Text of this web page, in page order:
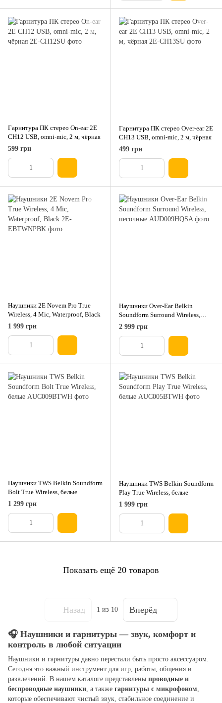
Гарнитура ПК стерео On-ear 2E
CH12 USB, omni-mic, 2 м, чёрная
599 грн
Гарнитура ПК стерео Over-ear 2E
CH13 USB, omni-mic, 2 м, чёрная
499 грн
Наушники 2E Novem Pro True
Wireless, 4 Mic, Waterproof, Black
1 999 грн
Наушники Over-Ear Belkin
Soundform Surround Wireless,
песочные
2 999 грн
Наушники TWS Belkin Soundform
Bolt True Wireless, белые
1 299 грн
Наушники TWS Belkin Soundform
Play True Wireless, белые
1 999 грн
Показать ещё 20 товаров
Назад 1 из 10 Вперёд
🎧 Наушники и гарнитуры — звук, комфорт и
контроль в любой ситуации
Наушники и гарнитуры давно перестали быть просто аксессуаром.
Сегодня это важный инструмент для игр, работы, общения и
развлечений. В нашем каталоге представлены проводные и
беспроводные наушники , а также гарнитуры с микрофоном
которые обеспечивают чистый звук, стабильное соединение и